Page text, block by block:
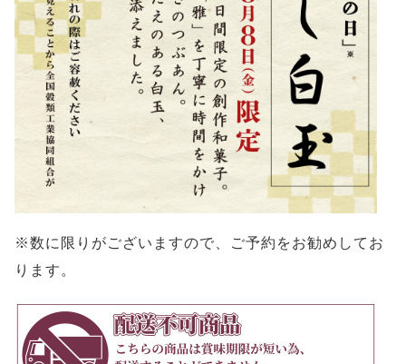
※数に限りがございますので、ご予約をお勧めしてお
ります。